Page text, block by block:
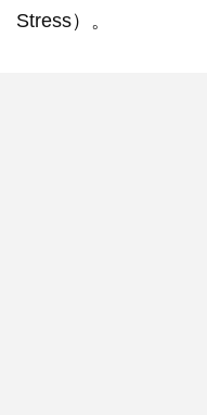
Stress）。